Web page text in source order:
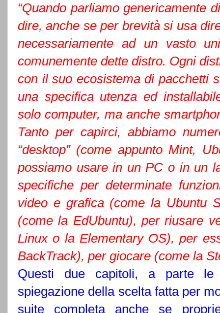
“Quando parliamo genericamente
dire, anche se per brevità si usa
necessariamente ad un vasto
comunemente dette distro. Ogni
con il suo ecosistema di pacchetti
una specifica utenza ed
solo computer, ma anche
Tanto per capirci, abbiamo
“desktop” (come appunto Mint,
possiamo usare in un PC o in un
specifiche per determinate
video e grafica (come la Ubuntu
(come la EdUbuntu), per riusare
Linux o la Elementary OS), per
BackTrack), per giocare (come la
Questi due capitoli, a parte
spiegazione della scelta fatta per
suite completa anche se